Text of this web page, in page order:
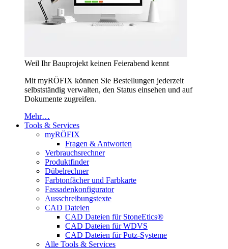
Weil Ihr Bauprojekt keinen Feierabend kennt
Mit myRÖFIX können Sie Bestellungen jederzeit
selbstständig verwalten, den Status einsehen und auf
Dokumente zugreifen.
Mehr…
Tools & Services
myRÖFIX
Fragen & Antworten
Verbrauchsrechner
Produktfinder
Dübelrechner
Farbtonfächer und Farbkarte
Fassadenkonfigurator
Ausschreibungstexte
CAD Dateien
CAD Dateien für StoneEtics®
CAD Dateien für WDVS
CAD Dateien für Putz-Systeme
Alle Tools & Services